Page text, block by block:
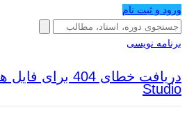
ورود و ثبت نام
برنامه نویسی
Studio